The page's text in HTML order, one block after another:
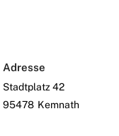
Adresse
Stadtplatz 42
95478 Kemnath